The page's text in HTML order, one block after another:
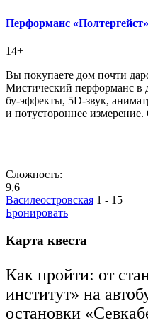
Перформанс «Полтергейст»
14+
Вы покупаете дом почти
Мистический перформанс в
бу‑эффекты, 5D‑звук,
и потустороннее
Сложность:
9,6
Василеостровская 1 - 15
Бронировать
Карта квеста
Как пройти: от
институт» на
остановки